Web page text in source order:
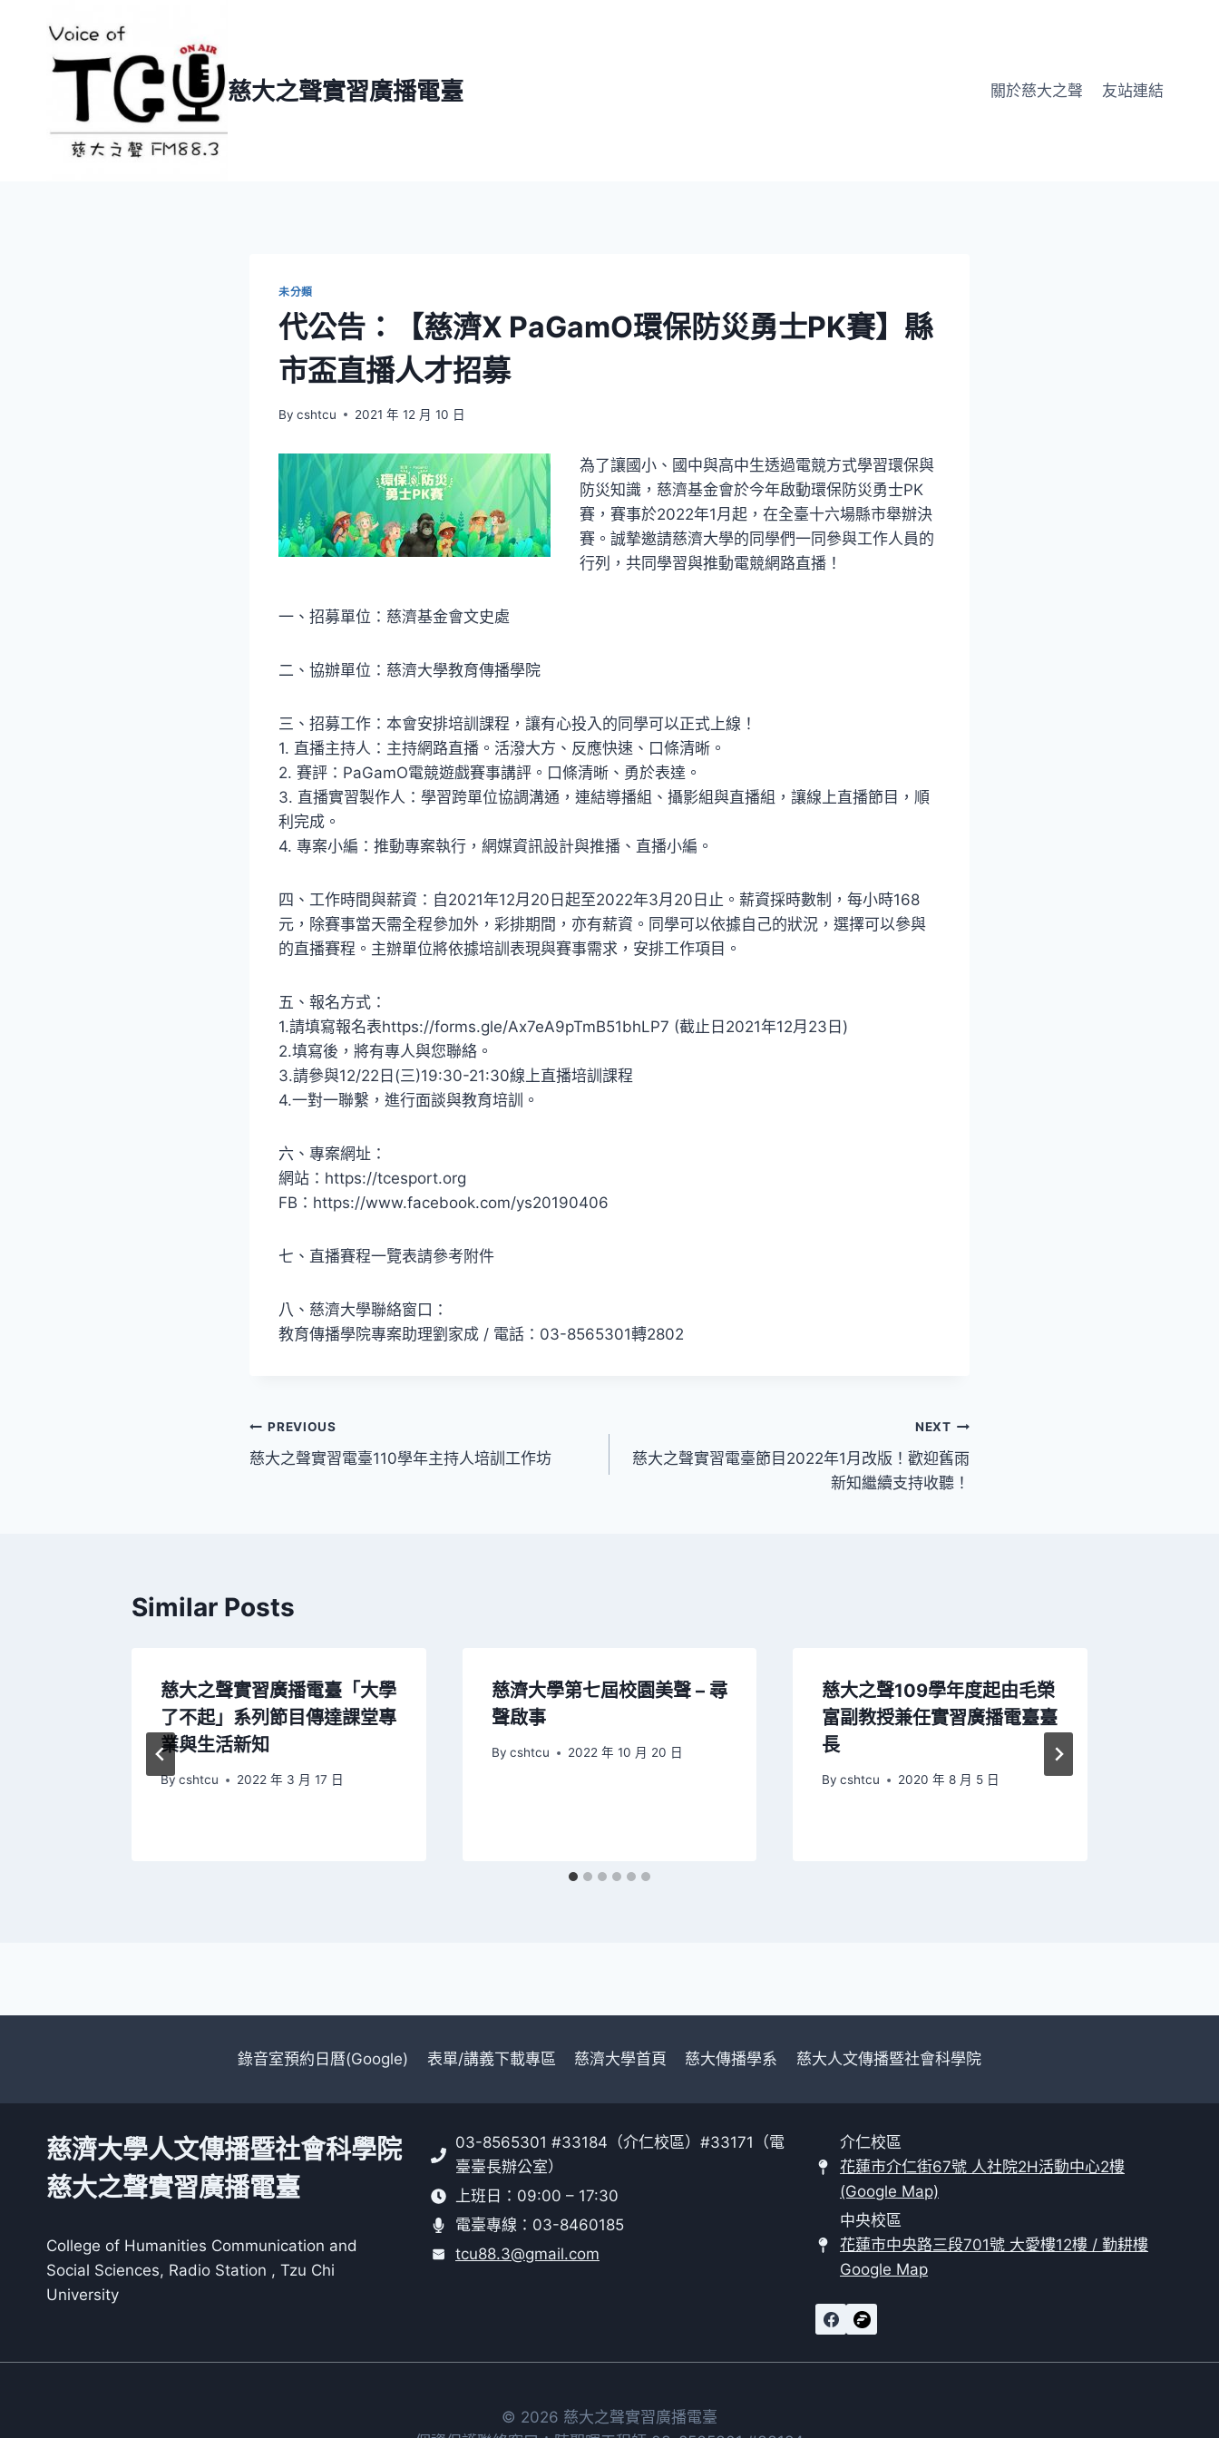
content
慈大之聲實習廣播電臺 關於慈大之聲 友站連結
未分類
代公告：【慈濟X PaGamO環保防災勇士PK賽】縣
市盃直播人才招募
By cshtcu 2021 年 12 月 10 日
為了讓國小、國中與高中生透過電競方式學習環保與
防災知識，慈濟基金會於今年啟動環保防災勇士PK
賽，賽事於2022年1月起，在全臺十六場縣市舉辦決
賽。誠摯邀請慈濟大學的同學們一同參與工作人員的
行列，共同學習與推動電競網路直播！
一、招募單位：慈濟基金會文史處
二、協辦單位：慈濟大學教育傳播學院
三、招募工作：本會安排培訓課程，讓有心投入的同學可以正式上線！
1. 直播主持人：主持網路直播。活潑大方、反應快速、口條清晰。
2. 賽評：PaGamO電競遊戲賽事講評。口條清晰、勇於表達。
3. 直播實習製作人：學習跨單位協調溝通，連結導播組、攝影組與直播組，讓線上直播節目，順
利完成。
4. 專案小編：推動專案執行，網媒資訊設計與推播、直播小編。
四、工作時間與薪資：自2021年12月20日起至2022年3月20日止。薪資採時數制，每小時168
元，除賽事當天需全程參加外，彩排期間，亦有薪資。同學可以依據自己的狀況，選擇可以參與
的直播賽程。主辦單位將依據培訓表現與賽事需求，安排工作項目。
五、報名方式：
1.請填寫報名表https://forms.gle/Ax7eA9pTmB51bhLP7 (截止日2021年12月23日)
2.填寫後，將有專人與您聯絡。
3.請參與12/22日(三)19:30-21:30線上直播培訓課程
4.一對一聯繫，進行面談與教育培訓。
六、專案網址：
網站：https://tcesport.org
FB：https://www.facebook.com/ys20190406
七、直播賽程一覽表請參考附件
八、慈濟大學聯絡窗口：
教育傳播學院專案助理劉家成 / 電話：03-8565301轉2802
文
章
PREVIOUS
慈大之聲實習電臺110學年主持人培訓工作坊
NEXT
慈大之聲實習電臺節目2022年1月改版！歡迎舊雨
新知繼續支持收聽！
Similar Posts
慈大之聲實習廣播電臺「大學
了不起」系列節目傳達課堂專
業與生活新知
By cshtcu 2022 年 3 月 17 日
慈濟大學第七屆校園美聲 – 尋
聲啟事
By cshtcu 2022 年 10 月 20 日
慈大之聲109學年度起由毛榮
富副教授兼任實習廣播電臺臺
長
By cshtcu 2020 年 8 月 5 日
錄音室預約日曆(Google) 表單/講義下載專區 慈濟大學首頁 慈大傳播學系 慈大人文傳播暨社會科學院
慈濟大學人文傳播暨社會科學院
慈大之聲實習廣播電臺
College of Humanities Communication and
Social Sciences, Radio Station , Tzu Chi
University
03-8565301 #33184（介仁校區）#33171（電
臺臺長辦公室）
上班日：09:00 – 17:30
電臺專線：03-8460185
tcu88.3@gmail.com
介仁校區
花蓮市介仁街67號 人社院2H活動中心2樓
(Google Map)
中央校區
花蓮市中央路三段701號 大愛樓12樓 / 勤耕樓
Google Map
© 2026 慈大之聲實習廣播電臺